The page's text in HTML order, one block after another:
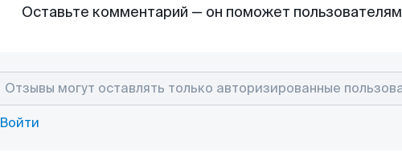
Оставьте комментарий — он поможет
Войти